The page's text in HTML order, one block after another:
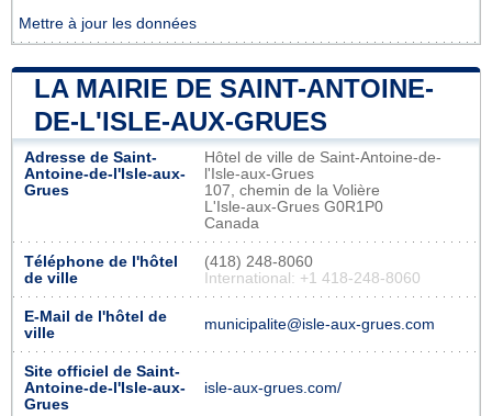
Mettre à jour les données
LA MAIRIE DE SAINT-ANTOINE-
DE-L'ISLE-AUX-GRUES
Adresse de Saint-
Antoine-de-l'Isle-aux-
Grues
Hôtel de ville de Saint-Antoine-de-
l'Isle-aux-Grues
107, chemin de la Volière
L'Isle-aux-Grues G0R1P0
Canada
Téléphone de l'hôtel
de ville
(418) 248-8060
International: +1 418-248-8060
E-Mail de l'hôtel de
ville
municipalite@isle-aux-grues.com
Site officiel de Saint-
Antoine-de-l'Isle-aux-
Grues
isle-aux-grues.com/